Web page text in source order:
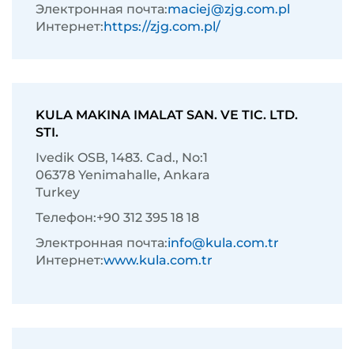
Электронная почта:maciej@zjg.com.pl
Интернет:https://zjg.com.pl/
KULA MAKINA IMALAT SAN. VE TIC. LTD.
STI.
Ivedik OSB, 1483. Cad., No:1
06378 Yenimahalle, Ankara
Turkey
Телефон:+90 312 395 18 18
Электронная почта:info@kula.com.tr
Интернет:www.kula.com.tr